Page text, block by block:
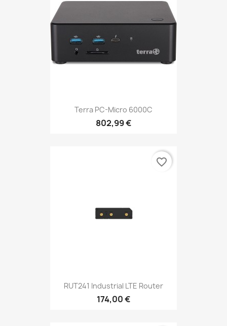
Terra PC-Micro 6000C
802,99 €
RUT241 Industrial LTE Router
174,00 €
favorite_border